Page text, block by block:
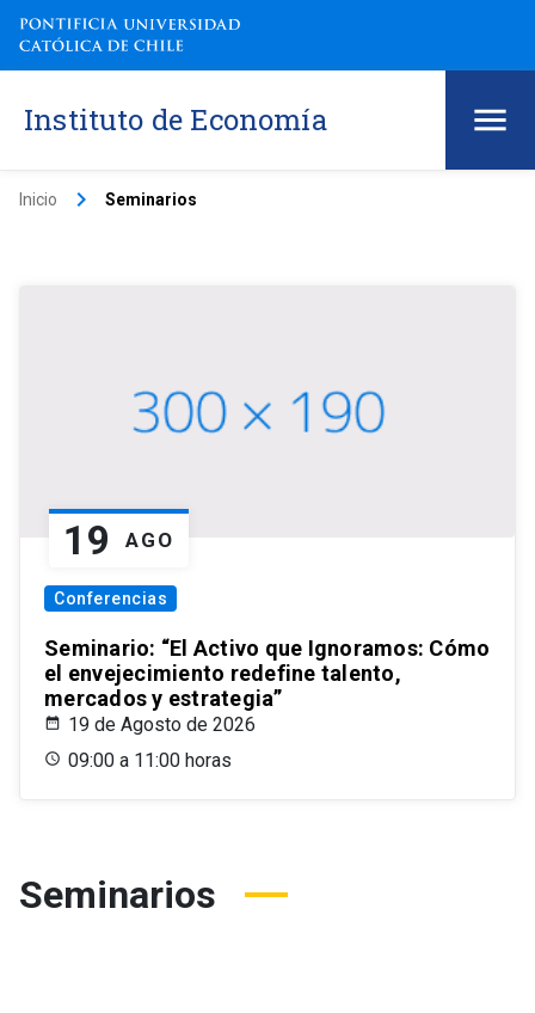
Instituto de Economía
Inicio keyboard_arrow_right Seminarios
19 AGO
Conferencias
Seminario: “El Activo que Ignoramos: Cómo
el envejecimiento redefine talento,
mercados y estrategia”
19 de Agosto de 2026
09:00 a 11:00 horas
Seminarios